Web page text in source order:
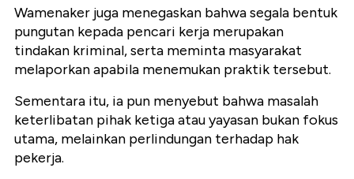
Wamenaker juga menegaskan bahwa segala bentuk
pungutan kepada pencari kerja merupakan
tindakan kriminal, serta meminta masyarakat
melaporkan apabila menemukan praktik tersebut.
Sementara itu, ia pun menyebut bahwa masalah
keterlibatan pihak ketiga atau yayasan bukan fokus
utama, melainkan perlindungan terhadap hak
pekerja.